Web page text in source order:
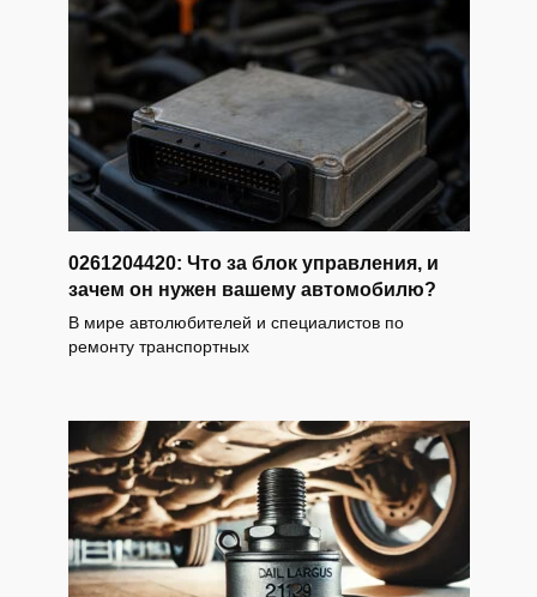
0261204420: Что за блок управления, и
зачем он нужен вашему автомобилю?
В мире автолюбителей и специалистов по
ремонту транспортных